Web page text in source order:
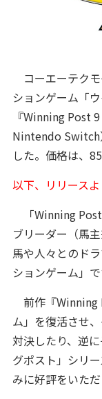
コーエーテク
ションゲーム「
『Winning Post
Nintendo Switch
した。価格は、
以下、リリースよ
「Winning
ブリーダー（馬
馬や人々とのド
ションゲーム」で
前作『Winning
ム」を復活させ
対決したり、逆
グポスト」シリ
みに好評をいただ